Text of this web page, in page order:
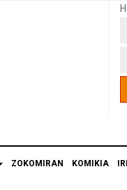
ZOKOMIRAN KOMIKIA